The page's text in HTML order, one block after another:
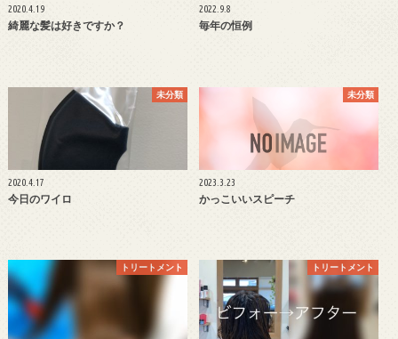
2020.4.19
綺麗な髪は好きですか？
2022.9.8
毎年の恒例
未分類
2020.4.17
今日のワイロ
未分類
2023.3.23
かっこいいスピーチ
トリートメント トリートメント